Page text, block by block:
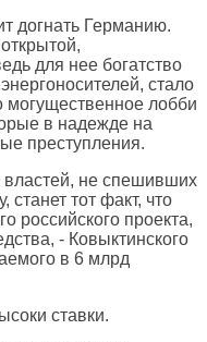
догнать Германию.
для нее богатство
стало
лобби
в надежде на
преступления.
властей, не спешивших
тот факт, что
российского проекта,
- Ковыктинского
в 6 млрд
ставки.